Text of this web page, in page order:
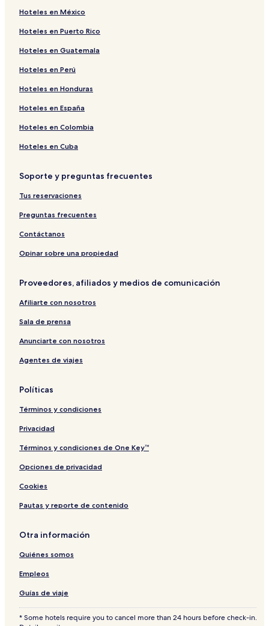
Hoteles en México
Hoteles en Puerto Rico
Hoteles en Guatemala
Hoteles en Perú
Hoteles en Honduras
Hoteles en España
Hoteles en Colombia
Hoteles en Cuba
Soporte y preguntas frecuentes
Tus reservaciones
Preguntas frecuentes
Contáctanos
Opinar sobre una propiedad
Proveedores, afiliados y medios de comunicación
Afiliarte con nosotros
Sala de prensa
Anunciarte con nosotros
Agentes de viajes
Políticas
Términos y condiciones
Privacidad
Términos y condiciones de One Key™
Opciones de privacidad
Cookies
Pautas y reporte de contenido
Otra información
Quiénes somos
Empleos
Guías de viaje
* Some hotels require you to cancel more than 24 hours before check-in.